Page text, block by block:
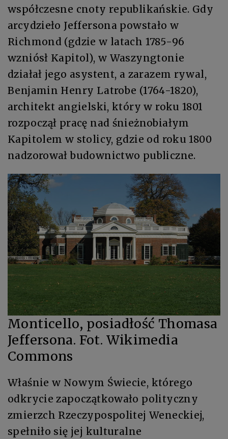
współczesne cnoty republikańskie. Gdy
arcydzieło Jeffersona powstało w
Richmond (gdzie w latach 1785-96
wzniósł Kapitol), w Waszyngtonie
działał jego asystent, a zarazem rywal,
Benjamin Henry Latrobe (1764-1820),
architekt angielski, który w roku 1801
rozpoczął pracę nad śnieżnobiałym
Kapitolem w stolicy, gdzie od roku 1800
nadzorował budownictwo publiczne.
Monticello, posiadłość Thomasa
Jeffersona. Fot. Wikimedia
Commons
Właśnie w Nowym Świecie, którego
odkrycie zapoczątkowało polityczny
zmierzch Rzeczypospolitej Weneckiej,
spełniło się jej kulturalne